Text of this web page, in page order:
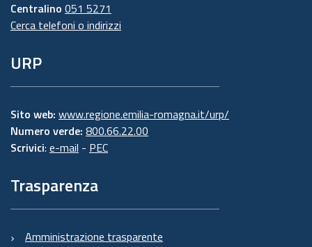
Centralino 051 5271
Cerca telefoni o indirizzi
URP
Sito web: www.regione.emilia-romagna.it/urp/
Numero verde: 800.66.22.00
Scrivici: e-mail - PEC
Trasparenza
Amministrazione trasparente